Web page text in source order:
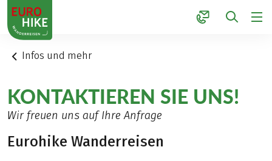
1
Infos und mehr
KONTAKTIEREN SIE UNS!
Wir freuen uns auf Ihre Anfrage
Eurohike Wanderreisen